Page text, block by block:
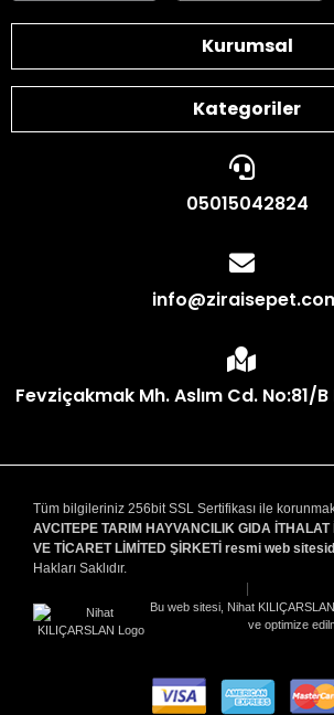
Kurumsal
Kategoriler
05015042824
Fevziçakmak Mh. Aslım Cd. No:81/
Tüm bilgileriniz 256bit SSL Sertifikası ile
AVCITEPE TARIM HAYVANCILIK GIDA İTHALAT
VE TİCARET LİMİTED ŞİRKETİ resmi web
Hakları Saklıdır.
Bu web sitesi, Nihat
ve optimize